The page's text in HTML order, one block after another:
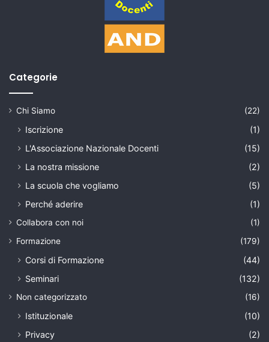
Categorie
Chi Siamo (22)
Iscrizione
(1)
L'Associazione Nazionale Docenti
(15)
La nostra missione
(2)
La scuola che vogliamo
(5)
Perché aderire
(1)
Collabora con noi
(1)
Formazione
(179)
Corsi di Formazione
(44)
Seminari
(132)
Non categorizzato (16)
Istituzionale
(10)
Privacy
(2)